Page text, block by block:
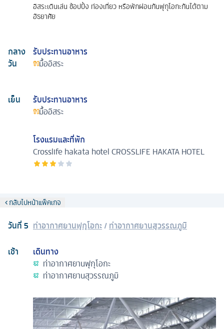
อิสระเดินเล่น ช้อปปิ้ง ท่องเที่ยว หรือพักผ่อนกันฟุกุโอกะกันได้ตาม
อัธยาศัย
กลาง
วัน
รับประทานอาหาร
มื้ออิสระ
เย็น
รับประทานอาหาร
มื้ออิสระ
โรงแรมและที่พัก
Crosslife hakata hotelCROSSLIFE HAKATA HOTEL
กลับไปหน้าแพ็คเกจ
วันที่5 ท่าอากาศยานฟุกุโอกะ/ท่าอากาศยานสุวรรณภูมิ
เช้า
เดินทาง
ท่าอากาศยานฟุกุโอกะ
ท่าอากาศยานสุวรรณภูมิ